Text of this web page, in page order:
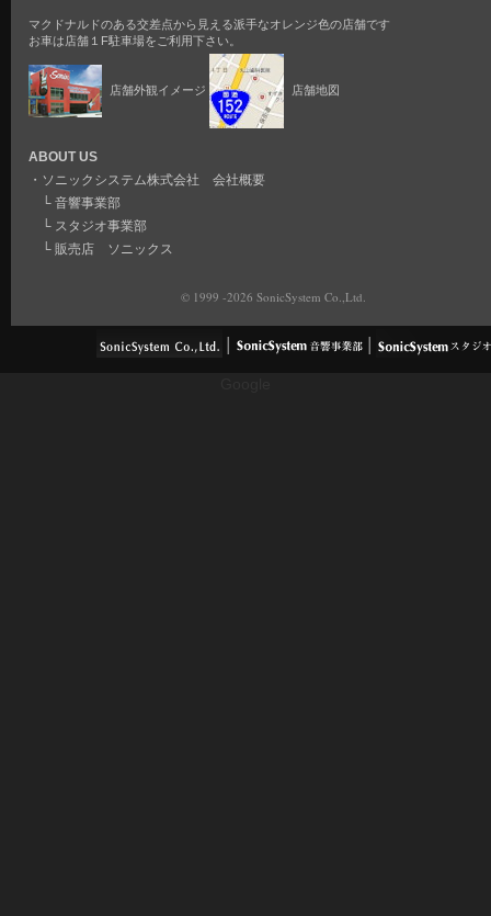
マクドナルドのある交差点から見える派手なオレンジ色の店舗です
お車は店舗１F駐車場をご利用下さい。
店舗外観イメージ 店舗地図
ABOUT US
・ ソニックシステム株式会社 会社概要
└ 音響事業部
└ スタジオ事業部
└ 販売店 ソニックス
© 1999 -2026 SonicSystem Co.,Ltd.